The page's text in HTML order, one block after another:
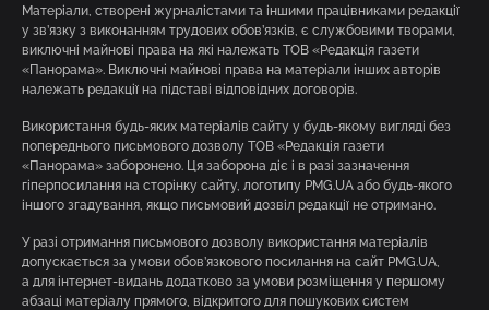
Матеріали, створені журналістами та іншими працівниками редакції
у зв’язку з виконанням трудових обов’язків, є службовими творами,
виключні майнові права на які належать ТОВ «Редакція газети
«Панорама». Виключні майнові права на матеріали інших авторів
належать редакції на підставі відповідних договорів.
Використання будь-яких матеріалів сайту у будь-якому вигляді без
попереднього письмового дозволу ТОВ «Редакція газети
«Панорама» заборонено. Ця заборона діє і в разі зазначення
гіперпосилання на сторінку сайту, логотипу PMG.UA або будь-якого
іншого згадування, якщо письмовий дозвіл редакції не отримано.
У разі отримання письмового дозволу використання матеріалів
допускається за умови обов’язкового посилання на сайт PMG.UA,
а для інтернет-видань додатково за умови розміщення у першому
абзаці матеріалу прямого, відкритого для пошукових систем